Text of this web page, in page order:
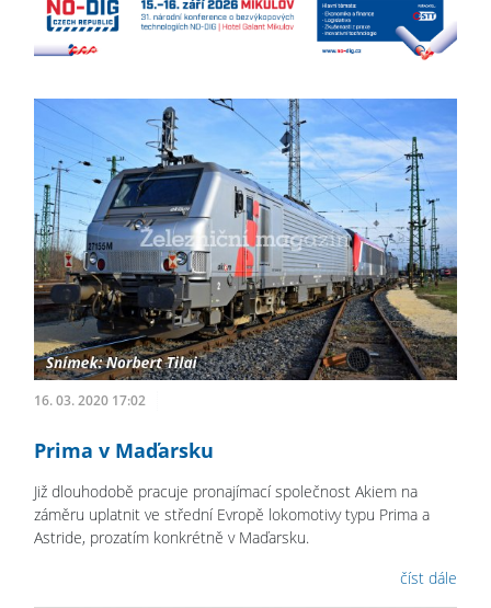
16. 03. 2020 17:02
Prima v Maďarsku
Již dlouhodobě pracuje pronajímací společnost Akiem na
záměru uplatnit ve střední Evropě lokomotivy typu Prima a
Astride, prozatím konkrétně v Maďarsku.
číst dále